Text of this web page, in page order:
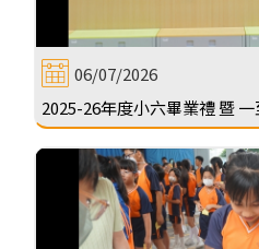
06/07/2026
2025-26年度小六畢業禮 暨